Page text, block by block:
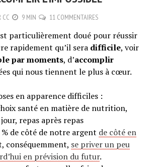
CC 9 MIN 11 COMMENTAIRES
particulièrement doué pour réussir
rapidement qu’il sera difficile, voir
par moments, d’accomplir
qui nous tiennent le plus à cœur.
en apparence difficiles :
santé en matière de nutrition,
repas après repas
de côté de notre argent de côté en
conséquemment, se priver un peu
en prévision du futur.